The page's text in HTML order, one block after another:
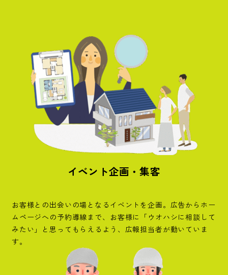
イベント企画・集客
お客様との出会いの場となるイベントを企画。広告からホー
ムページへの予約導線まで、お客様に「ウオハシに相談して
みたい」と思ってもらえるよう、広報担当者が動いていま
す。